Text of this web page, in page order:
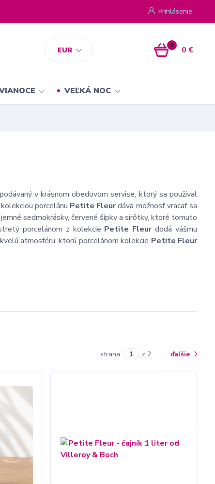
EUR
Prihlásenie
0 0 €
VEĽKÁ NOC
v krásnom obedovom servise, ktorý sa používal
porcelánu Petite Fleurdáva možnosť vracať sa
sedmokrásky, červené šípky a sirôtky, ktoré tomuto
porcelánom z kolekcie Petite Fleurdodá vášmu
atmosféru, ktorú porcelánom kolekcie Petite Fleur
strana z 2 ďalšie